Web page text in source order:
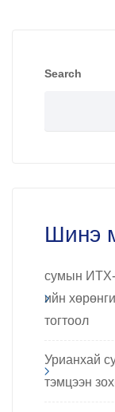
Search
Шинэ
сумын
ийн
тогтоол
Урианхай
тэмцээн